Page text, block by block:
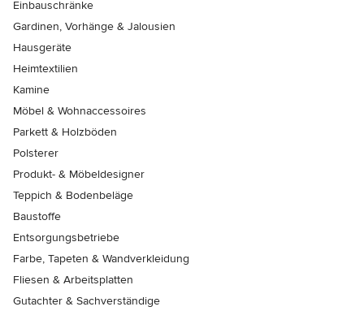
Einbauschränke
Gardinen, Vorhänge & Jalousien
Hausgeräte
Heimtextilien
Kamine
Möbel & Wohnaccessoires
Parkett & Holzböden
Polsterer
Produkt- & Möbeldesigner
Teppich & Bodenbeläge
Baustoffe
Entsorgungsbetriebe
Farbe, Tapeten & Wandverkleidung
Fliesen & Arbeitsplatten
Gutachter & Sachverständige